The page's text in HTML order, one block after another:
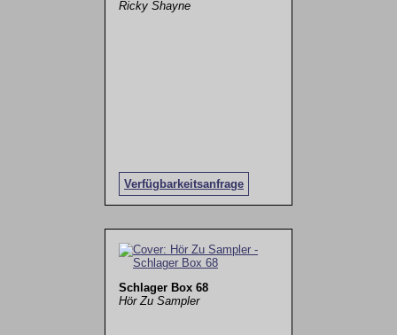
Ricky Shayne
Verfügbarkeitsanfrage
Schlager Box 68
Hör Zu Sampler